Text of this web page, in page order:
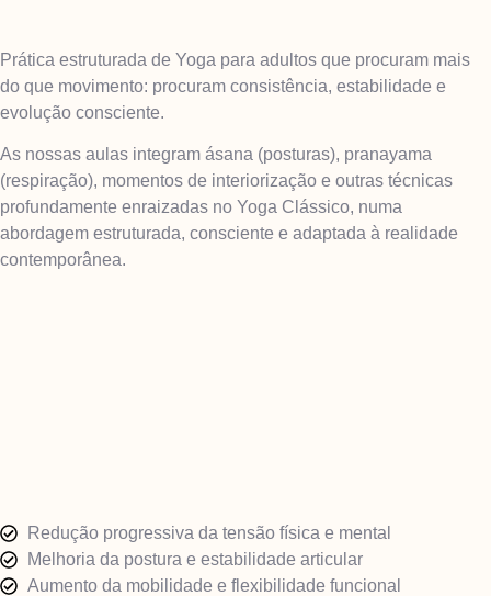
Prática estruturada de Yoga para adultos que procuram mais
do que movimento: procuram consistência, estabilidade e
evolução consciente.
As nossas aulas integram ásana (posturas), pranayama
(respiração), momentos de interiorização e outras técnicas
profundamente enraizadas no Yoga Clássico, numa
abordagem estruturada, consciente e adaptada à realidade
contemporânea.
Redução progressiva da tensão física e mental
Melhoria da postura e estabilidade articular
Aumento da mobilidade e flexibilidade funcional